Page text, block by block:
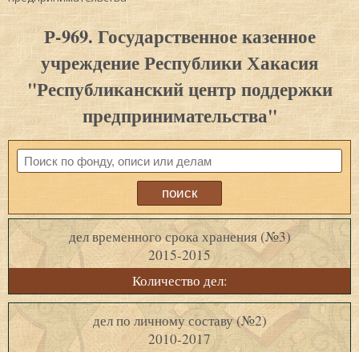
Р-969. Государственное казенное
учреждение Республики Хакасия
"Республиканский центр поддержки
предпринимательства"
дел временного срока хранения (№3)
2015-2015
Количество дел:
дел по личному составу (№2)
2010-2017